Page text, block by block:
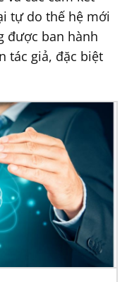
tự do thế hệ mới
được ban hành
tác giả, đặc biệt